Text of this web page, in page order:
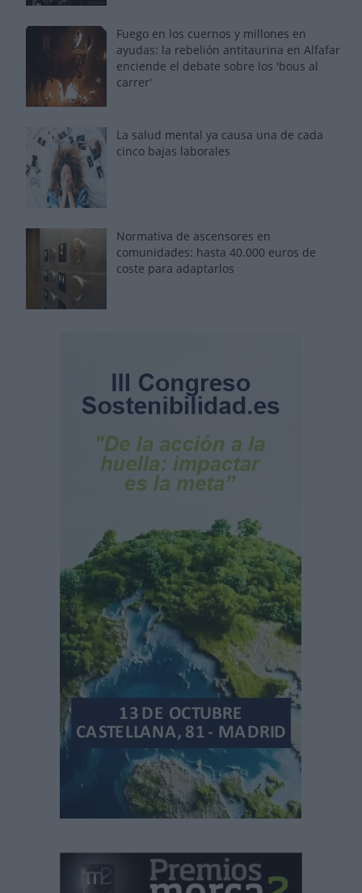
Fuego en los cuernos y millones en
ayudas: la rebelión antitaurina en Alfafar
enciende el debate sobre los 'bous al
carrer'
La salud mental ya causa una de cada
cinco bajas laborales
Normativa de ascensores en
comunidades: hasta 40.000 euros de
coste para adaptarlos